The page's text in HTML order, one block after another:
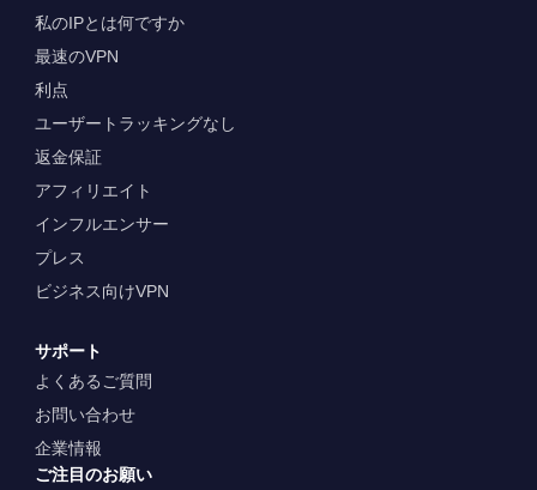
私のIPとは何ですか
最速のVPN
利点
ユーザートラッキングなし
返金保証
アフィリエイト
インフルエンサー
プレス
ビジネス向けVPN
サポート
よくあるご質問
お問い合わせ
企業情報
ご注目のお願い